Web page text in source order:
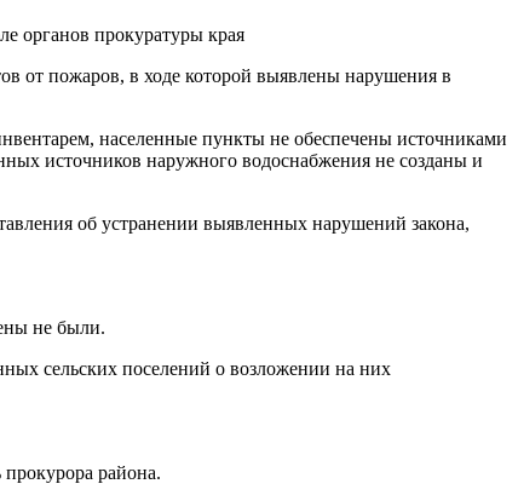
от пожаров, в ходе которой выявлены нарушения в
населенные пункты не обеспечены источниками
источников наружного водоснабжения не созданы и
об устранении выявленных нарушений закона,
не были.
сельских поселений о возложении на них
района.